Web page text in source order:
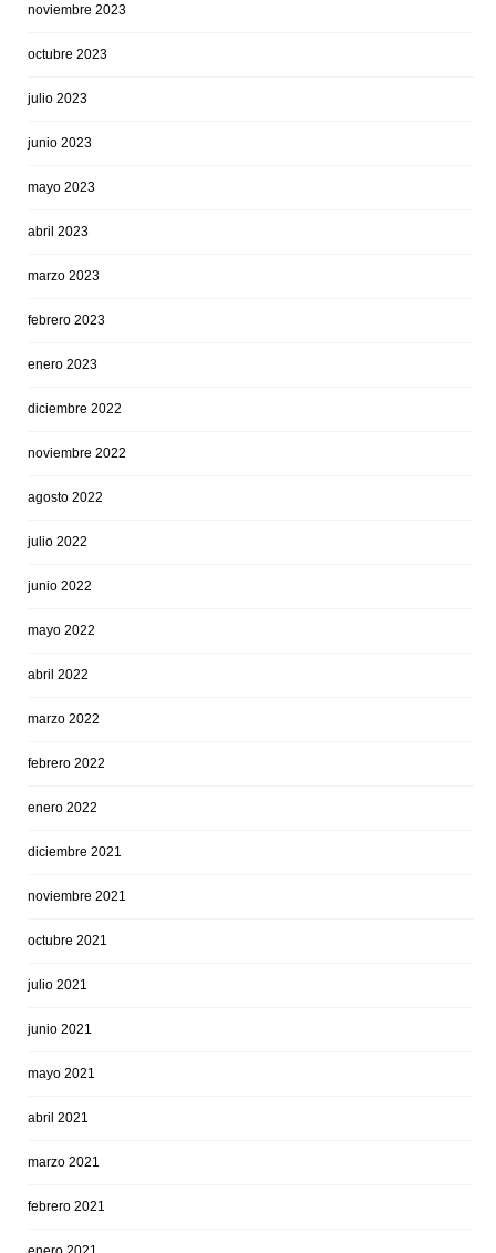
noviembre 2023
octubre 2023
julio 2023
junio 2023
mayo 2023
abril 2023
marzo 2023
febrero 2023
enero 2023
diciembre 2022
noviembre 2022
agosto 2022
julio 2022
junio 2022
mayo 2022
abril 2022
marzo 2022
febrero 2022
enero 2022
diciembre 2021
noviembre 2021
octubre 2021
julio 2021
junio 2021
mayo 2021
abril 2021
marzo 2021
febrero 2021